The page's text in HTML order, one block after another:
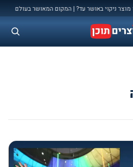
ניקוי באושר עד? | המקום המאושר בעולם